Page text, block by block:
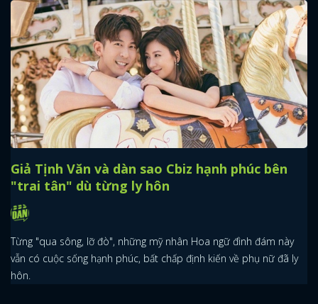
Giả Tịnh Văn và dàn sao Cbiz hạnh phúc bên
"trai tân" dù từng ly hôn
Từng "qua sông, lỡ đò", những mỹ nhân Hoa ngữ đình đám này
vẫn có cuộc sống hạnh phúc, bất chấp định kiến về phụ nữ đã ly
hôn.